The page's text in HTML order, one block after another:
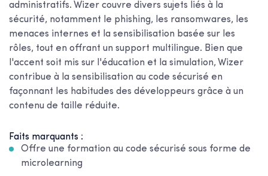
administratifs. Wizer couvre divers sujets liés à la
sécurité, notamment le phishing, les ransomwares, les
menaces internes et la sensibilisation basée sur les
rôles, tout en offrant un support multilingue. Bien que
l'accent soit mis sur l'éducation et la simulation, Wizer
contribue à la sensibilisation au code sécurisé en
façonnant les habitudes des développeurs grâce à un
contenu de taille réduite.
Faits marquants :
Offre une formation au code sécurisé sous forme de
microlearning